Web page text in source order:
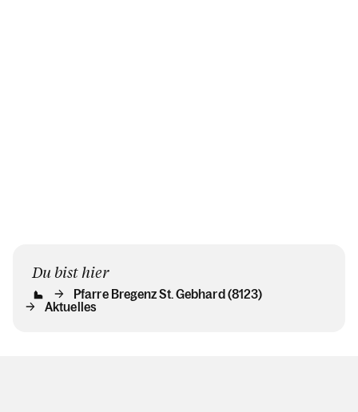
Du bist hier
Pfarre Bregenz St. Gebhard (8123)
Aktuelles